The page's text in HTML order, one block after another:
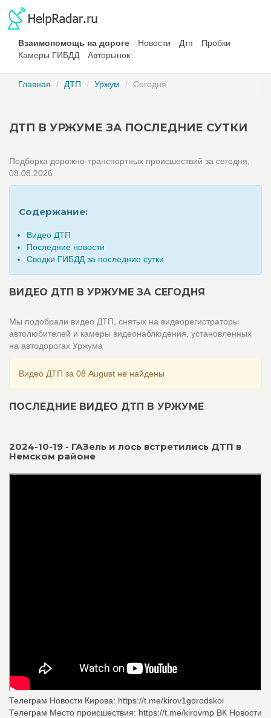
Взаимопомощь на дороге Новости Дтп
Пробки
Камеры ГИБДД
Авторынок
Главная ДТП Уржум Сегодня
ДТП В УРЖУМЕ ЗА ПОСЛЕДНИЕ СУТКИ
Подборка дорожно-транспортных происшествий за сегодня,
08.08.2026
Содержание:
Видео ДТП
Последние новости
Сводки ГИБДД за последние сутки
ВИДЕО ДТП В УРЖУМЕ ЗА СЕГОДНЯ
Мы подобрали видео ДТП, снятых на видеорегистраторы
автолюбителей и камеры видеонаблюдения, установленных
на автодорогах Уржума
Видео ДТП за 08 August не найдены
ПОСЛЕДНИЕ ВИДЕО ДТП В УРЖУМЕ
2024-10-19 - ГАЗель и лось встретились ДТП в
Немском районе
Телеграм Новости Кирова: https://t.me/kirov1gorodskoi
Телеграм Место происшествия: https://t.me/kirovmp ВК Новости